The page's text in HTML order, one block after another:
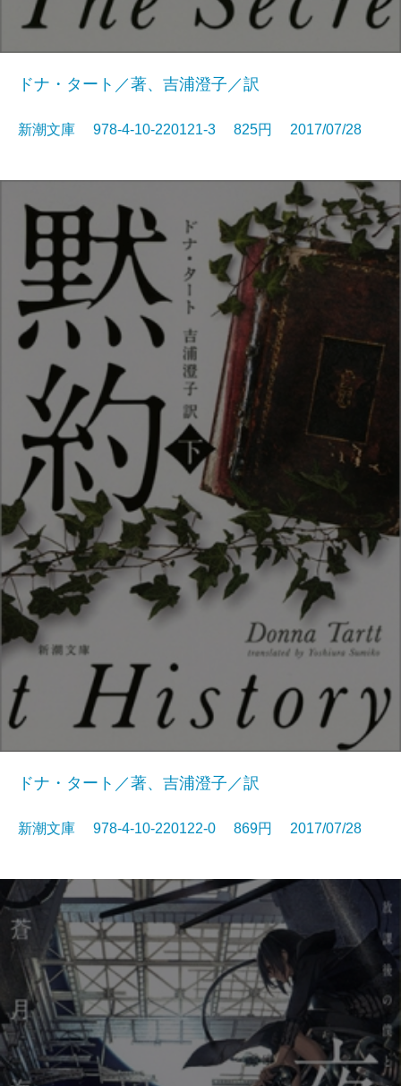
ドナ・タート／著、吉浦澄子／訳
新潮文庫 978-4-10-220121-3 825円 2017/07/28
ドナ・タート／著、吉浦澄子／訳
新潮文庫 978-4-10-220122-0 869円 2017/07/28